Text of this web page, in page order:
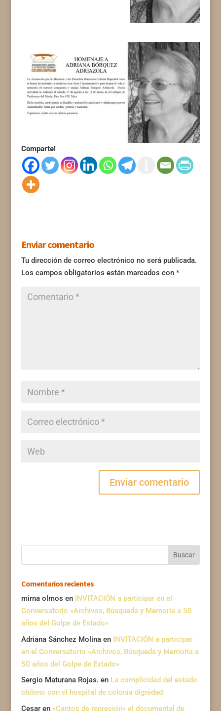
Comparte!
Enviar comentario
Tu dirección de correo electrónico no será publicada.
Los campos obligatorios están marcados con *
Comentarios recientes
mirna olmos en INVITACIÓN a participar en el
Conversatorio «Archivos, Búsqueda y Memoria a 50
años del Golpe de Estado»
Adriana Sánchez Molinaen INVITACIÓN a participar
en el Conversatorio «Archivos, Búsqueda y Memoria a
50 años del Golpe de Estado»
Sergio Maturana Rojas. en La complicidad del estado
chileno con el hospital de colonia dignidad
Cesaren «Cantos de represión» el documental de